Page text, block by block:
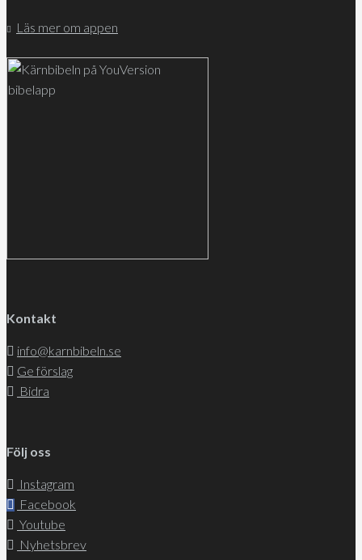
Läs mer om appen
Kontakt
info@karnbibeln.se
Ge förslag
Bidra
Följ oss
Instagram
Facebook
Youtube
Nyhetsbrev